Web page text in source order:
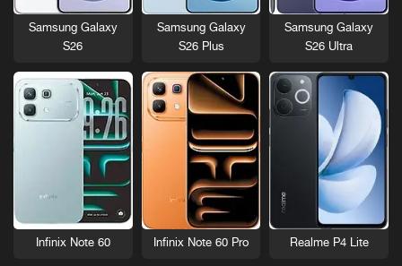
Samsung Galaxy
S26 Ultra
Samsung Galaxy
S26 Plus
Samsung Galaxy
S26
Realme P4 Lite
Infinix Note 60 Pro
Infinix Note 60